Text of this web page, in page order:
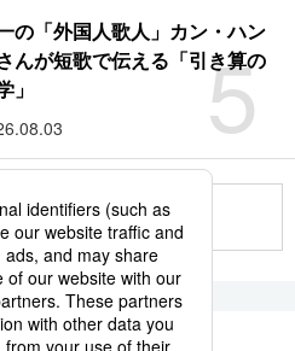
5
の「外国人歌人」カン・ハン
んが短歌で伝える「引き算の
」
見る